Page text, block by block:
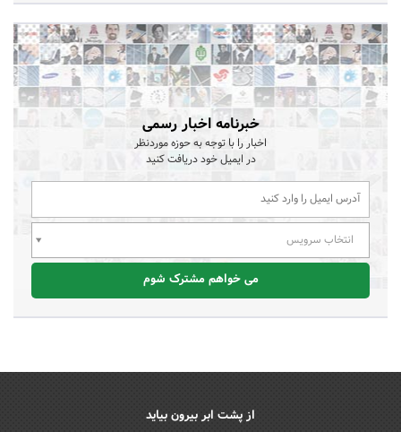
خبرنامه اخبار رسمی
اخبار را با توجه به حوزه موردنظر
در ایمیل خود دریافت کنید
انتخاب سرویس
می خواهم مشترک شوم
از پشت ابر بیرون بیاید